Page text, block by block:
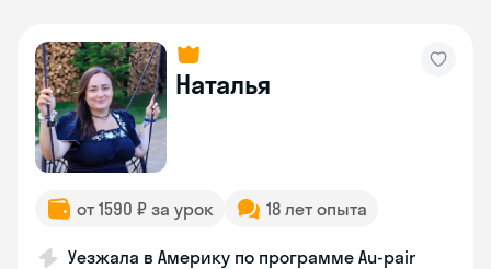
Наталья
от 1590 ₽ за урок 18 лет опыта
Уезжала в Америку по программе Au-pair